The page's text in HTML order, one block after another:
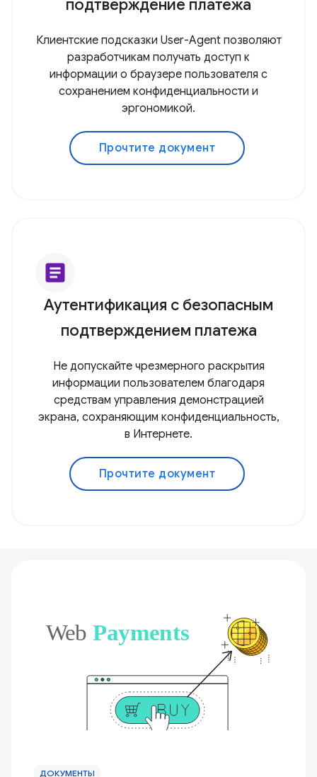
подтверждение платежа
Клиентские подсказки User-Agent позволяют
разработчикам получать доступ к
информации о браузере пользователя с
сохранением конфиденциальности и
эргономикой.
Прочтите документ
article
Аутентификация с безопасным
подтверждением платежа
Не допускайте чрезмерного раскрытия
информации пользователем благодаря
средствам управления демонстрацией
экрана, сохраняющим конфиденциальность,
в Интернете.
Прочтите документ
ДОКУМЕНТЫ